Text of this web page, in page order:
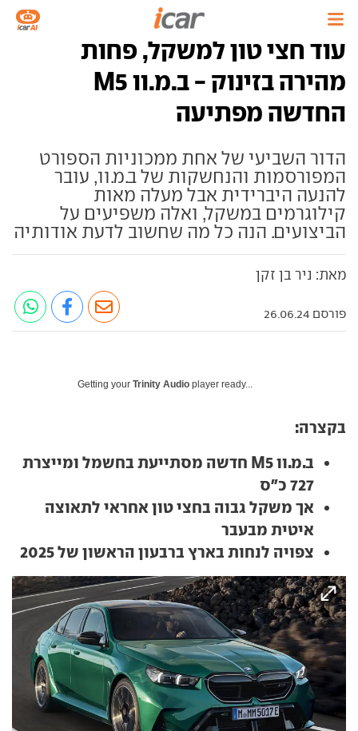
עוד חצי טון למשקל, פחות
מהירה בזינוק - ב.מ.וו M5
החדשה מפתיעה
הדור השביעי של אחת ממכוניות הספורט
המפורסמות והנחשקות של ב.מ.וו, עובר
להנעה היברידית אבל מעלה מאות
קילוגרמים במשקל, ואלה משפיעים על
הביצועים. הנה כל מה שחשוב לדעת אודותיה
מאת: ניר בן זקן
פורסם 26.06.24
Getting your Trinity Audio player ready...
בקצרה:
ב.מ.וו M5 חדשה מסתייעת בחשמל ומייצרת
727 כ"ס
אך משקל גבוה בחצי טון אחראי לתאוצה
איטית מבעבר
צפויה לנחות בארץ ברבעון הראשון של 2025